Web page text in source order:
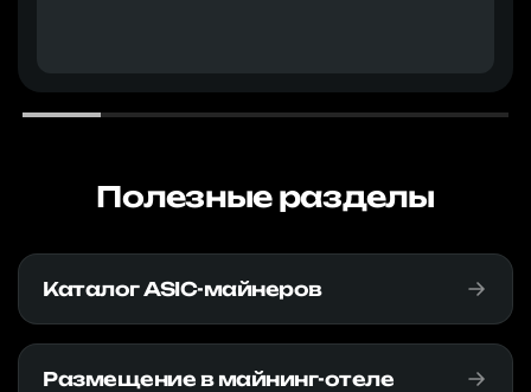
Полезные разделы
Каталог ASIC-майнеров
Размещение в майнинг-отеле